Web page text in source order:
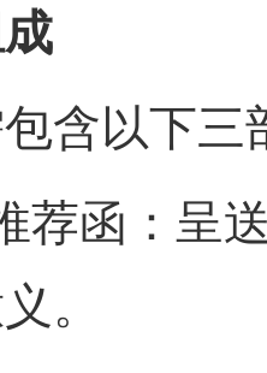
含以下三
荐函：呈
。